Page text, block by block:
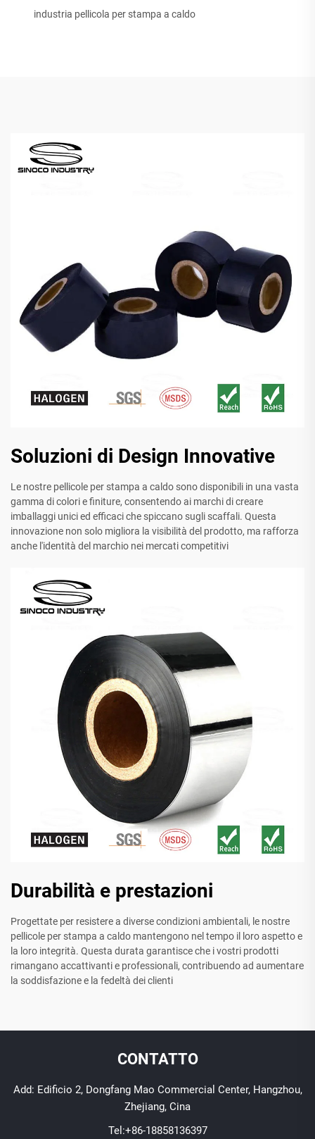
industria pellicola per stampa a caldo
Soluzioni di Design Innovative
Le nostre pellicole per stampa a caldo sono disponibili in una vasta
gamma di colori e finiture, consentendo ai marchi di creare
imballaggi unici ed efficaci che spiccano sugli scaffali. Questa
innovazione non solo migliora la visibilità del prodotto, ma rafforza
anche l'identità del marchio nei mercati competitivi
Durabilità e prestazioni
Progettate per resistere a diverse condizioni ambientali, le nostre
pellicole per stampa a caldo mantengono nel tempo il loro aspetto e
la loro integrità. Questa durata garantisce che i vostri prodotti
rimangano accattivanti e professionali, contribuendo ad aumentare
la soddisfazione e la fedeltà dei clienti
CONTATTO
Add: Edificio 2, Dongfang Mao Commercial Center, Hangzhou,
Zhejiang, Cina
Tel:+86-18858136397